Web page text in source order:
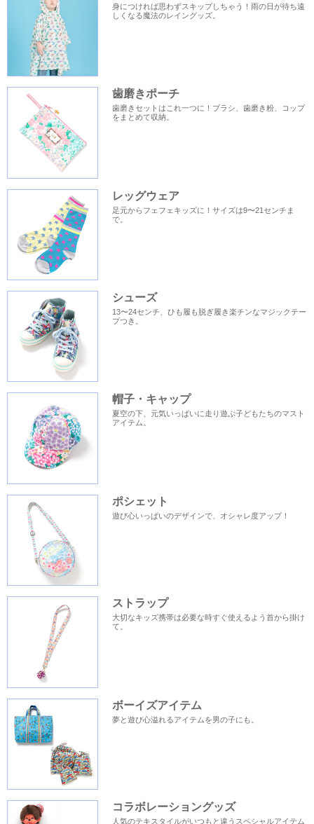
身につければ思わずスキップしちゃう！雨の日が待ち遠
しくなる魔法のレイングッズ。
歯磨きポーチ
歯磨きセットはこれ一つに！ブラシ、歯磨き粉、コップ
をまとめて収納。
レッグウェア
足元からフェフェキッズに！サイズは9〜21センチま
で。
シューズ
13〜24センチ、ひも履も脱ぎ履き楽チンなマジックテー
プつき。
帽子・キャップ
夏空の下、元気いっぱいに走り遊ぶ子どもたちのマスト
アイテム。
ポシェット
遊び心いっぱいのデザインで、オシャレ度アップ！
ストラップ
大切なキッズ携帯は必要な時すぐ使えるよう首から掛け
て。
ボーイズアイテム
夢と遊び心溢れるアイテムを男の子にも。
コラボレーショングッズ
人気のテキスタイルがいつもと違うスペシャルアイテム